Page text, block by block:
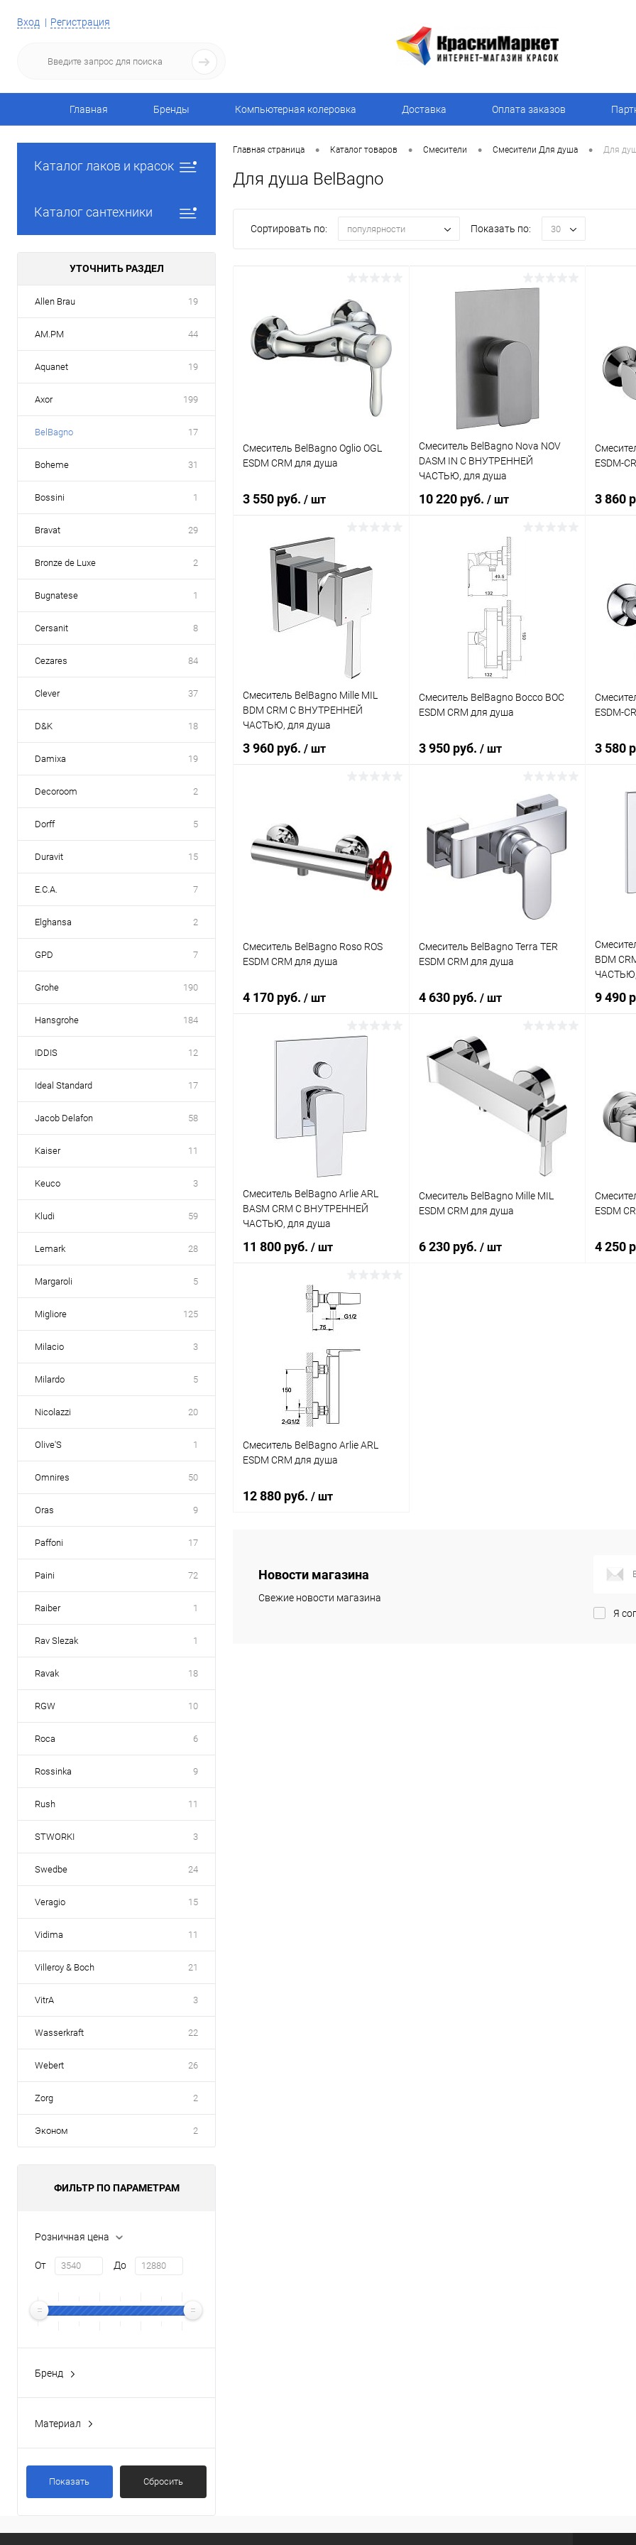
Вход Регистрация
Главная Бренды Компьютерная колеровка Доставка Оплата заказов
Каталог лаков и красок
Каталог сантехники
УТОЧНИТЬ РАЗДЕЛ
Allen Brau 19
AM.PM 44
Aquanet 19
Axor 199
BelBagno 17
Boheme 31
Bossini 1
Bravat 29
Bronze de Luxe 2
Bugnatese 1
Cersanit 8
Cezares 84
Clever 37
D&K 18
Damixa 19
Decoroom 2
Dorff 5
Duravit 15
E.C.A. 7
Elghansa 2
GPD 7
Grohe 190
Hansgrohe 184
IDDIS 12
Ideal Standard 17
Jacob Delafon 58
Kaiser 11
Keuco 3
Kludi 59
Lemark 28
Margaroli 5
Migliore 125
Milacio 3
Milardo 5
Nicolazzi 20
Olive'S 1
Omnires 50
Oras 9
Paffoni 17
Paini 72
Raiber 1
Rav Slezak 1
Ravak 18
RGW 10
Roca 6
Rossinka 9
Rush 11
STWORKI 3
Swedbe 24
Veragio 15
Vidima 11
Villeroy & Boch 21
VitrA 3
Wasserkraft 22
Webert 26
Zorg 2
Эконом 2
ФИЛЬТР ПО ПАРАМЕТРАМ
Розничная цена
От До
Бренд
Материал
Показать Сбросить
Главная страница • Каталог товаров • Смесители • Смесители Для душа • Для
Для душа BelBagno
Сортировать по: популярности Показать по: 30
Смеситель BelBagno Oglio OGL
ESDM CRM для душа
3 550 руб. / шт
В корзину
Купить в 1 клик
В избранное Под заказ
Смеситель BelBagno Nova NOV
DASM IN С ВНУТРЕННЕЙ
ЧАСТЬЮ, для душа
10 220 руб. / шт
Подписаться
Купить в 1 клик
Недоступно
ESDM-
3 860
В
Смеситель BelBagno Mille MIL
BDM CRM С ВНУТРЕННЕЙ
ЧАСТЬЮ, для душа
3 960 руб. / шт
Купить в 1 клик Сравнение
В избранное Под заказ
Смеситель BelBagno Bocco BOC
ESDM CRM для душа
3 950 руб. / шт
В корзину
Купить в 1 клик Сравнение
В избранное
ESDM-
3 580
В
Смеситель BelBagno Roso ROS
ESDM CRM для душа
4 170 руб. / шт
В корзину
Купить в 1 клик
В избранное Под заказ
Смеситель BelBagno Terra TER
ESDM CRM для душа
4 630 руб. / шт
В корзину
Купить в 1 клик Сравнение
Под заказ
BDM
9 490
В
Смеситель BelBagno Arlie ARL
BASM CRM С ВНУТРЕННЕЙ
ЧАСТЬЮ, для душа
11 800 руб. / шт
В корзину
В избранное
Смеситель BelBagno Mille MIL
ESDM CRM для душа
6 230 руб. / шт
ESDM
4 250
Смеситель BelBagno Arlie ARL
ESDM CRM для душа
12 880 руб. / шт
Купить в 1 клик
Новости магазина
Свежие новости магазина
Я